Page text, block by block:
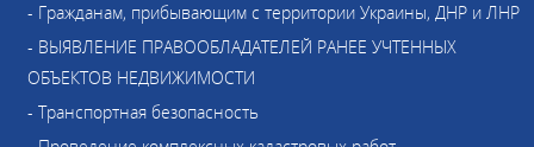
- Гражданам, прибывающим с территории Украины, ДНР и ЛНР
- ВЫЯВЛЕНИЕ ПРАВООБЛАДАТЕЛЕЙ РАНЕЕ УЧТЕННЫХ
ОБЪЕКТОВ НЕДВИЖИМОСТИ
- Транспортная безопасность